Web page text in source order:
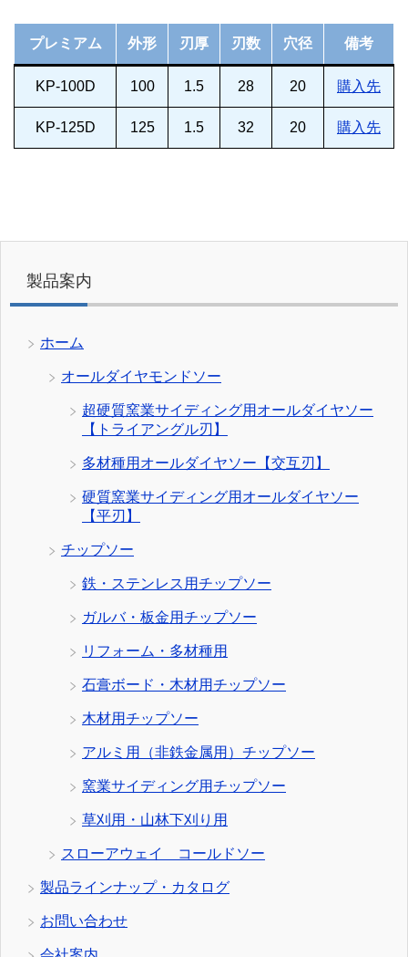
プレミアム 外形 刃厚 刃数 穴径 備考
KP-100D 100 1.5 28 20 購入先
KP-125D 125 1.5 32 20 購入先
製品案内
ホーム
オールダイヤモンドソー
超硬質窯業サイディング用オールダイヤソー
【トライアングル刃】
多材種用オールダイヤソー【交互刃】
硬質窯業サイディング用オールダイヤソー
【平刃】
チップソー
鉄・ステンレス用チップソー
ガルバ・板金用チップソー
リフォーム・多材種用
石膏ボード・木材用チップソー
木材用チップソー
アルミ用（非鉄金属用）チップソー
窯業サイディング用チップソー
草刈用・山林下刈り用
スローアウェイ コールドソー
製品ラインナップ・カタログ
お問い合わせ